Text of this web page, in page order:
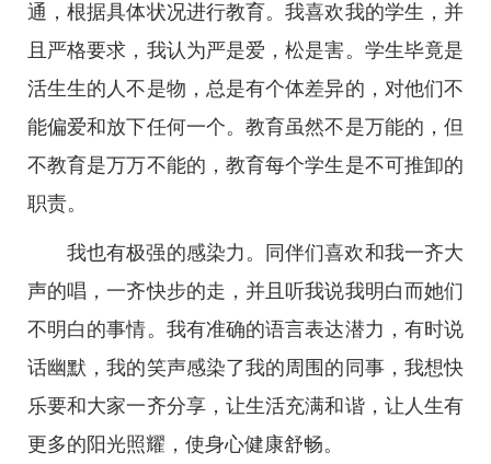
通，根据具体状况进行教育。我喜欢我的学生，并
且严格要求，我认为严是爱，松是害。学生毕竟是
活生生的人不是物，总是有个体差异的，对他们不
能偏爱和放下任何一个。教育虽然不是万能的，但
不教育是万万不能的，教育每个学生是不可推卸的
职责。
我也有极强的感染力。同伴们喜欢和我一齐大
声的唱，一齐快步的走，并且听我说我明白而她们
不明白的事情。我有准确的语言表达潜力，有时说
话幽默，我的笑声感染了我的周围的同事，我想快
乐要和大家一齐分享，让生活充满和谐，让人生有
更多的阳光照耀，使身心健康舒畅。